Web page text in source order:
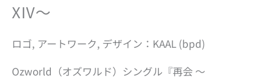
XIV〜
ロゴ, アートワーク, デザイン：KAAL (bpd)
Ozworld（オズワルド）シングル『再会 〜